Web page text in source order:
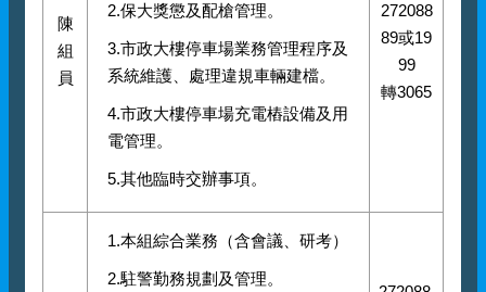
陳
組
員
2.保大獎懲及配槍管理。
3.市政大樓停車場業務管理程序及
系統維護、處理違規車輛建檔。
4.市政大樓停車場充電樁設備及用
電管理。
5.其他臨時交辦事項。
272088
89或19
99
轉3065
1.本組綜合業務（含會議、研考）
2.駐警勤務規劃及管理。